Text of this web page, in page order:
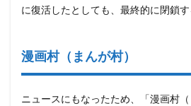
漫画塔
隠れ里
に復活したとしても、最終的に閉鎖す
漫画村（まんが村）
ニュースにもなったため、「漫画村